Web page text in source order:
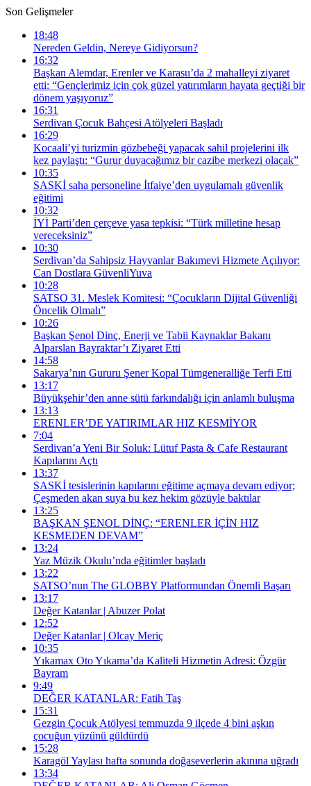
Son Gelişmeler
18:48
Nereden Geldin, Nereye Gidiyorsun?
16:32
Başkan Alemdar, Erenler ve Karasu’da 2 mahalleyi ziyaret
etti: “Gençlerimiz için çok güzel yatırımların hayata geçtiği bir
dönem yaşıyoruz”
16:31
Serdivan Çocuk Bahçesi Atölyeleri Başladı
16:29
Kocaali’yi turizmin gözbebeği yapacak sahil projelerini ilk
kez paylaştı: “Gurur duyacağımız bir cazibe merkezi olacak”
10:35
SASKİ saha personeline İtfaiye’den uygulamalı güvenlik
eğitimi
10:32
İYİ Parti’den çerçeve yasa tepkisi: “Türk milletine hesap
vereceksiniz”
10:30
Serdivan’da Sahipsiz Hayvanlar Bakımevi Hizmete Açılıyor:
Can Dostlara GüvenliYuva
10:28
SATSO 31. Meslek Komitesi: “Çocukların Dijital Güvenliği
Öncelik Olmalı”
10:26
Başkan Şenol Dinç, Enerji ve Tabii Kaynaklar Bakanı
Alparslan Bayraktar’ı Ziyaret Etti
14:58
Sakarya’nın Gururu Şener Kopal Tümgeneralliğe Terfi Etti
13:17
Büyükşehir’den anne sütü farkındalığı için anlamlı buluşma
13:13
ERENLER’DE YATIRIMLAR HIZ KESMİYOR
7:04
Serdivan’a Yeni Bir Soluk: Lütuf Pasta & Cafe Restaurant
Kapılarını Açtı
13:37
SASKİ tesislerinin kapılarını eğitime açmaya devam ediyor;
Çeşmeden akan suya bu kez hekim gözüyle baktılar
13:25
BAŞKAN ŞENOL DİNÇ: “ERENLER İÇİN HIZ
KESMEDEN DEVAM”
13:24
Yaz Müzik Okulu’nda eğitimler başladı
13:22
SATSO’nun The GLOBBY Platformundan Önemli Başarı
13:17
Değer Katanlar | Abuzer Polat
12:52
Değer Katanlar | Olcay Meriç
10:35
Yıkamax Oto Yıkama’da Kaliteli Hizmetin Adresi: Özgür
Bayram
9:49
DEĞER KATANLAR: Fatih Taş
15:31
Gezgin Çocuk Atölyesi temmuzda 9 ilçede 4 bini aşkın
çocuğun yüzünü güldürdü
15:28
Karagöl Yaylası hafta sonunda doğaseverlerin akınına uğradı
13:34